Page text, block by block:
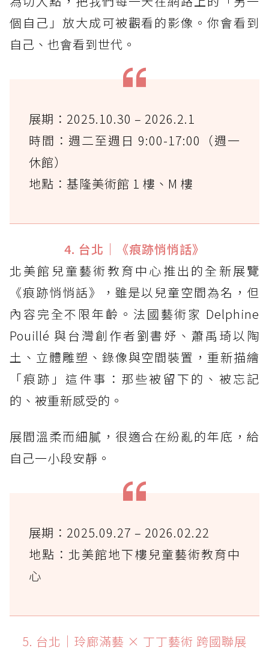
個自己」放大成可被觀看的影像。你會看到
自己、也會看到世代。
展期：2025.10.30 – 2026.2.1
時間：週二至週日 9:00-17:00（週一
休館）
地點：基隆美術館 1 樓、M 樓
4. 台北｜《痕跡悄悄話》
北美館兒童藝術教育中心推出的全新展覽
《痕跡悄悄話》，雖是以兒童空間為名，但
內容完全不限年齡。法國藝術家 Delphine
Pouillé 與台灣創作者劉書妤、蕭禹琦以陶
土、立體雕塑、錄像與空間裝置，重新描繪
「痕跡」這件事：那些被留下的、被忘記
的、被重新感受的。
展間溫柔而細膩，很適合在紛亂的年底，給
自己一小段安靜。
展期：2025.09.27 – 2026.02.22
地點：北美館地下樓兒童藝術教育中
心
5. 台北｜玲廊滿藝 × 丁丁藝術 跨國聯展